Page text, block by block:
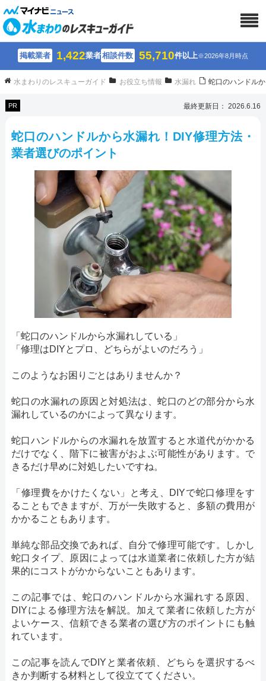
掲載業者 1,422業者相談件数 55,710件以上※2026年8月時点
水まわりのレスキューガイド お役立ち情報 水漏れ 蛇口のハンドル
PR 最終更新日： 2026.6.16
蛇口のハンドルから水漏れ！DIY修理方法・
業者選びのポイント
「蛇口のハンドルから水漏れしている」
「修理はDIYとプロ、どちらがよいのだろう」
このようなお困りごとはありませんか？
蛇口の水漏れの原因と対処法は、蛇口のどの部分から水
漏れしているのかによって異なります。
蛇口ハンドルからの水漏れを放置すると水道代がかかる
だけでなく、階下に被害がおよぶ可能性があります。で
きるだけ早めに対処したいですね。
「修理費をかけたくない」と考え、DIYで蛇口修理をす
ることもできますが、万が一失敗すると、多額の費用が
かかることもあります。
単純な部品交換であれば、自分で修理可能です。しかし
蛇口タイプ、原因によっては水道業者に依頼した方が結
果的にコストがかからないこともあります。
この記事では、蛇口のハンドルから水漏れする原因、
DIYによる修理方法を解説。加えて業者に依頼した方が
よいケース、信頼できる業者の選び方のポイントにも触
れています。
この記事を読んでDIYと業者依頼、どちらを選択するべ
きか判断する材料として役立ててください。